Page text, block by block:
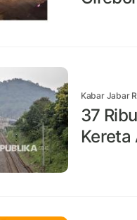
Kabar Jabar
37
Kereta